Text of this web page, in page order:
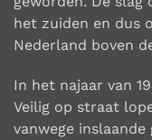
het zuiden en dus
Nederland boven
In het najaar van
Veilig op straat
vanwege